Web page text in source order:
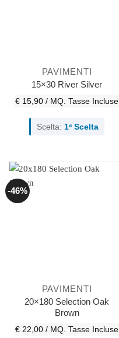
PAVIMENTI
15×30 River Silver
€ 15,90 / MQ. Tasse Incluse
Scelta: 1ª Scelta
-46%
PAVIMENTI
20×180 Selection Oak
Brown
€ 22,00 / MQ. Tasse Incluse